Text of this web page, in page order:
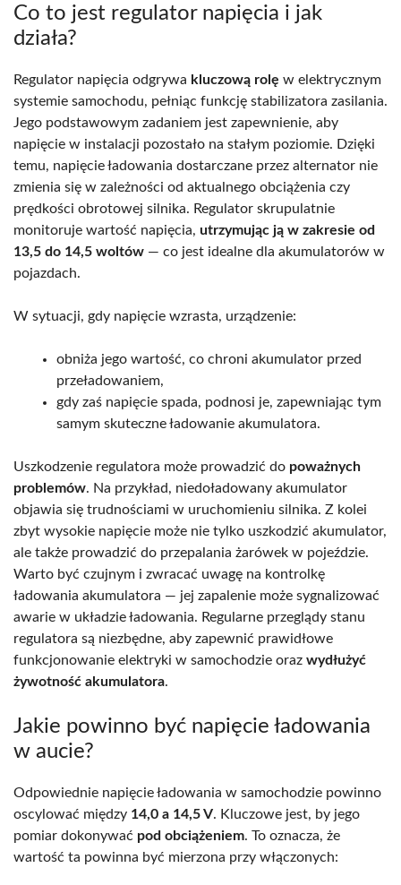
Co to jest regulator napięcia i jak
działa?
Regulator napięcia odgrywa kluczową rolę w elektrycznym
systemie samochodu, pełniąc funkcję stabilizatora zasilania.
Jego podstawowym zadaniem jest zapewnienie, aby
napięcie w instalacji pozostało na stałym poziomie. Dzięki
temu, napięcie ładowania dostarczane przez alternator nie
zmienia się w zależności od aktualnego obciążenia czy
prędkości obrotowej silnika. Regulator skrupulatnie
monitoruje wartość napięcia, utrzymując ją w zakresie od
13,5 do 14,5 woltów — co jest idealne dla akumulatorów w
pojazdach.
W sytuacji, gdy napięcie wzrasta, urządzenie:
obniża jego wartość, co chroni akumulator przed
przeładowaniem,
gdy zaś napięcie spada, podnosi je, zapewniając tym
samym skuteczne ładowanie akumulatora.
Uszkodzenie regulatora może prowadzić do poważnych
problemów. Na przykład, niedoładowany akumulator
objawia się trudnościami w uruchomieniu silnika. Z kolei
zbyt wysokie napięcie może nie tylko uszkodzić akumulator,
ale także prowadzić do przepalania żarówek w pojeździe.
Warto być czujnym i zwracać uwagę na kontrolkę
ładowania akumulatora — jej zapalenie może sygnalizować
awarie w układzie ładowania. Regularne przeglądy stanu
regulatora są niezbędne, aby zapewnić prawidłowe
funkcjonowanie elektryki w samochodzie oraz wydłużyć
żywotność akumulatora.
Jakie powinno być napięcie ładowania
w aucie?
Odpowiednie napięcie ładowania w samochodzie powinno
oscylować między 14,0 a 14,5 V. Kluczowe jest, by jego
pomiar dokonywać pod obciążeniem. To oznacza, że
wartość ta powinna być mierzona przy włączonych: